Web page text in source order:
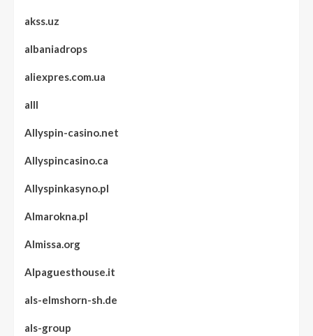
akss.uz
albaniadrops
aliexpres.com.ua
alll
Allyspin-casino.net
Allyspincasino.ca
Allyspinkasyno.pl
Almarokna.pl
Almissa.org
Alpaguesthouse.it
als-elmshorn-sh.de
als-group